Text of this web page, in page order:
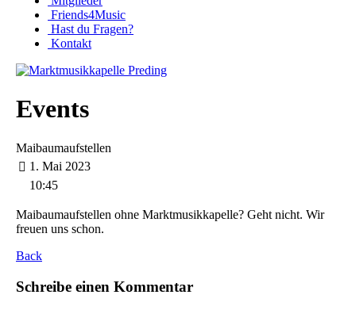
Friends4Music
Hast du Fragen?
Kontakt
Events
Maibaumaufstellen
1. Mai 2023
10:45
Maibaumaufstellen ohne Marktmusikkapelle? Geht nicht. Wir
freuen uns schon.
Back
Schreibe einen Kommentar